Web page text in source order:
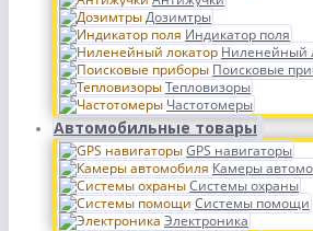
Дозимтры
Индикатор поля
Ниленейный
Поисковые
Тепловизоры
Частотомеры
Автомобильные товары
GPS навигаторы
Камеры
Системы охраны
Системы помощи
Электроника